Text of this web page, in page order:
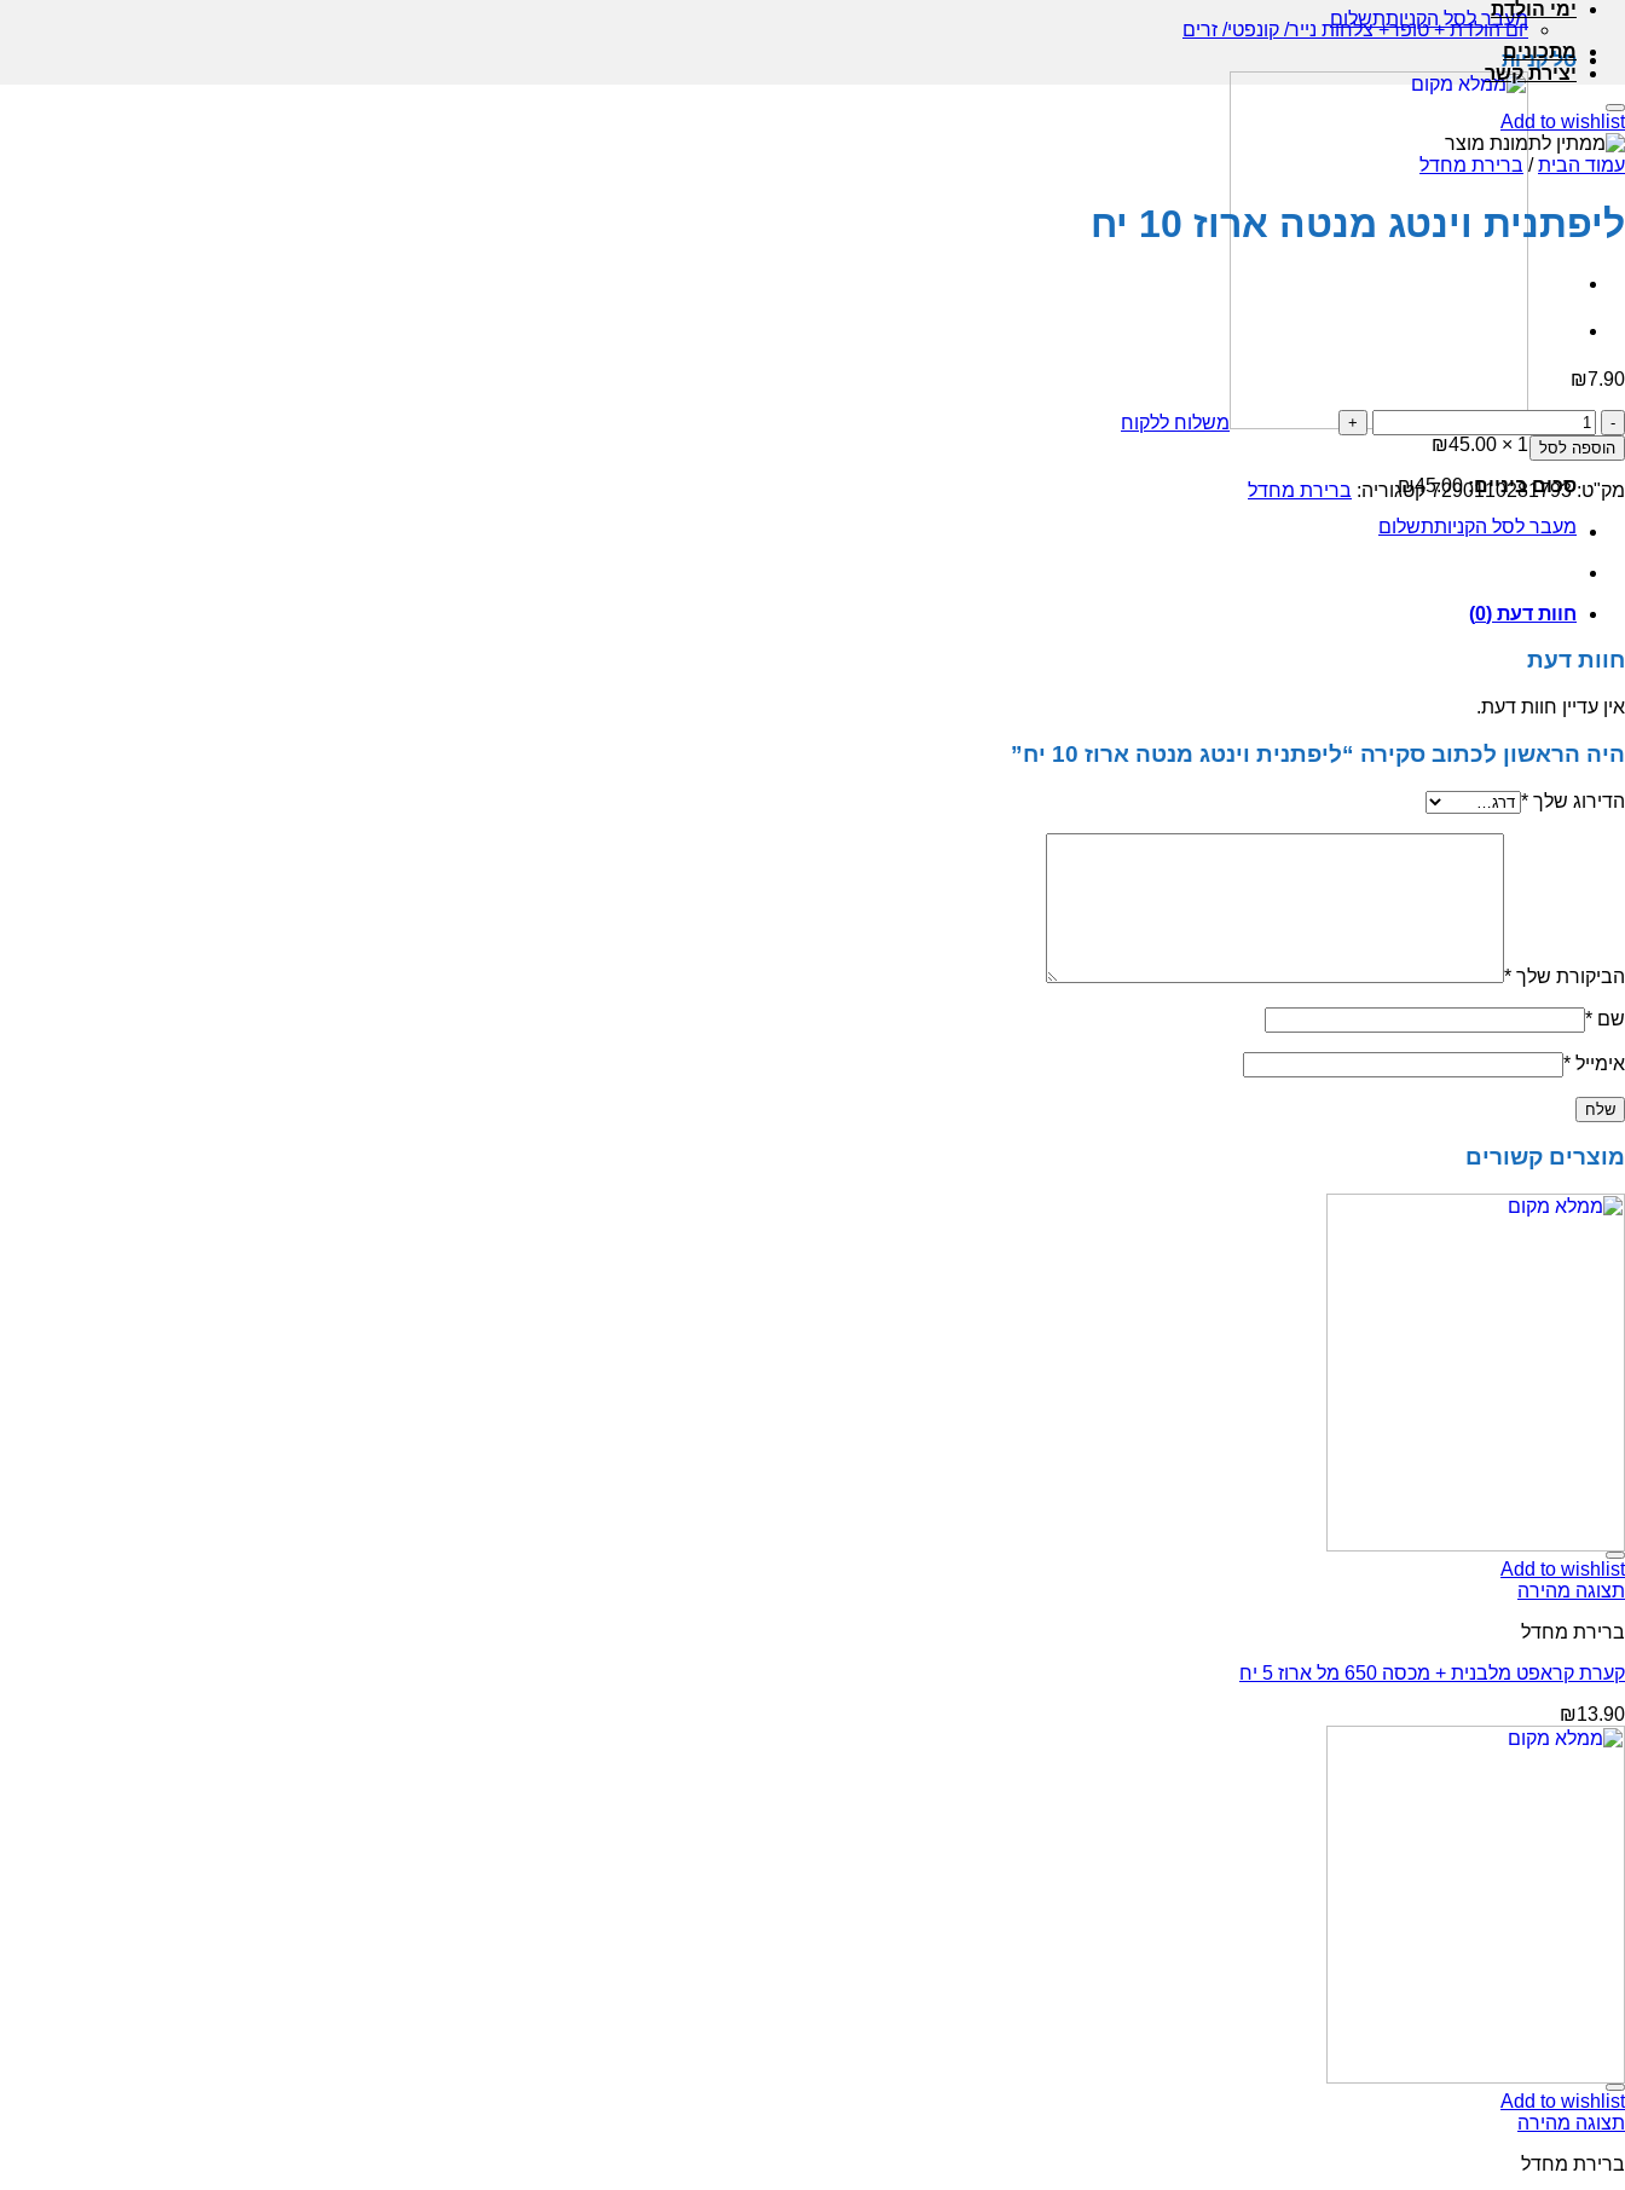
מעבר לסל הקניותתשלום
סל קניות
משלוח ללקוח
1 ×
₪45.00
סכום ביניים:
₪45.00
מעבר לסל הקניותתשלום
ימי הולדת
יום הולדת + טופר+ צלחות נייר/ קונפטי/ זרים
מתכונים
יצירת קשר
Add to wishlist
עמוד הבית / ברירת מחדל
ליפתנית וינטג מנטה ארוז 10 יח
₪7.90
כמות
של
ליפתנית
וינטג
ארוז
יח
הוספה לסל
מק"ט:7290110281793 קטגוריה: ברירת מחדל
חוות דעת (0)
חוות דעת
אין עדיין חוות דעת.
היה הראשון לכתוב סקירה “ליפתנית וינטג מנטה ארוז 10 יח”
הדירוג שלך *
הביקורת שלך *
שם *
אימייל *
מוצרים קשורים
Add to wishlist
תצוגה מהירה
ברירת מחדל
קערת קראפט מלבנית + מכסה 650 מל ארוז 5 יח
₪13.90
Add to wishlist
תצוגה מהירה
ברירת מחדל